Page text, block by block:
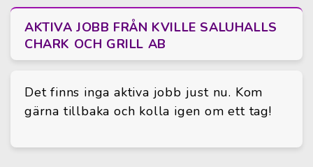
AKTIVA JOBB FRÅN KVILLE SALUHALLS
CHARK OCH GRILL AB
Det finns inga aktiva jobb just nu. Kom
gärna tillbaka och kolla igen om ett tag!